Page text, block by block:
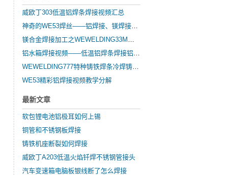
威欧丁303低温铝焊条焊接视频汇总
神奇的WE53焊丝——铝焊接、镁焊接、锌焊接
镁合金焊接加工之WEWELDING33M镁合金焊丝的简要介绍
铝水箱焊接视频——低温铝焊条焊接铝水箱
WEWELDING777特种铸铁焊条冷焊铸铁发动机缸体基座
WE53精彩铝焊接视频教学分解
最新文章
软包锂电池铝极耳如何上锡
铜管和不锈钢板焊接
铸铁机座断裂如何焊接
威欧丁A203低温火焰钎焊不锈钢管接头
汽车变速箱电脑板银线断了怎么焊接